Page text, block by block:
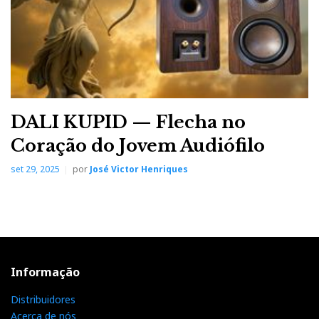
base da inefável expressão “sentido rítmico”.
Ou, como escreveu JZ, e eu transcrevo com a devida
vénia: “No extremo inferior do espectro, os Yba
Design conjugam rapidez e articulação e um sentido
rítmico notável” - eu não diria melhor…
informação e do requinte em detrimento da força”.
DALI KUPID — Flecha no
Coração do Jovem Audiófilo
set 29, 2025 porJosé Victor Henriques
Informação
Distribuidores
Acerca de nós